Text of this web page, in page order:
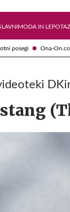
posegi Ona-
MODA IN LEPOTA